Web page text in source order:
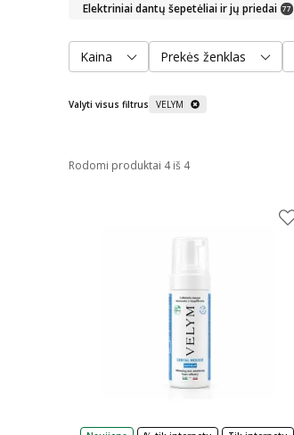
Elektriniai dantų šepetėliai ir jų priedai 77
Kaina Prekės ženklas
Valyti visus filtrus VELYM
Rodomi produktai 4 iš 4